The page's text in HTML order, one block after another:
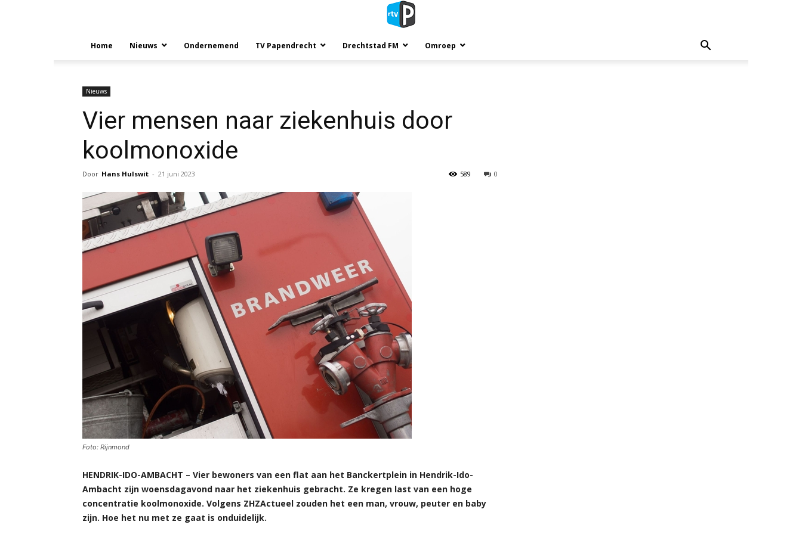
Home Nieuws Ondernemend TV Papendrecht Drechtstad FM Omroep
Nieuws
Vier mensen naar ziekenhuis door
koolmonoxide
Door Hans Hulswit - 21 juni 2023 0
589
Foto: Rijnmond
HENDRIK-IDO-AMBACHT – Vier bewoners van een flat aan het Banckertplein in Hendrik-Ido-
Ambacht zijn woensdagavond naar het ziekenhuis gebracht. Ze kregen last van een hoge
concentratie koolmonoxide. Volgens ZHZActueel zouden het een man, vrouw, peuter en baby
zijn. Hoe het nu met ze gaat is onduidelijk.